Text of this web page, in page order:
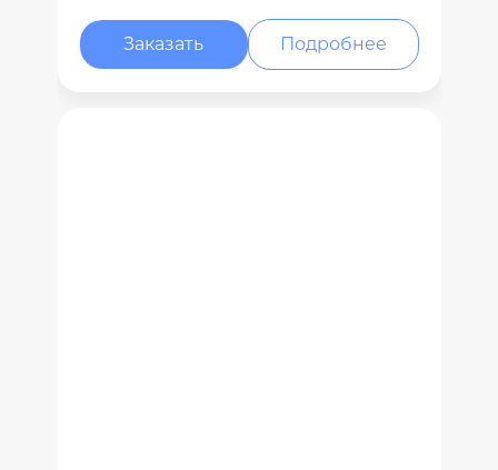
Заказать Подробнее